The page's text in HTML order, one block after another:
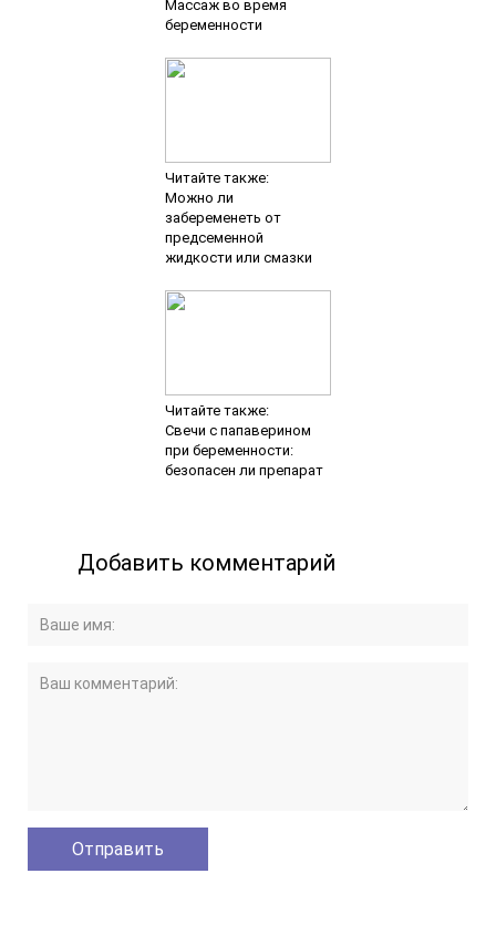
Массаж во время
беременности
Читайте также:
Можно ли
забеременеть от
предсеменной
жидкости или смазки
Читайте также:
Свечи с папаверином
при беременности:
безопасен ли препарат
Добавить комментарий